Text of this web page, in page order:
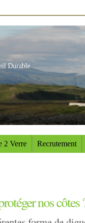
Durable
2 Verre Recrutement
nos côtes